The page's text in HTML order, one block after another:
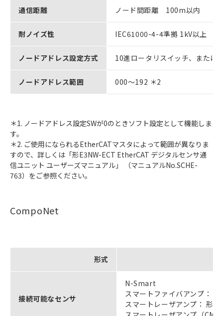
通信距離 ノード間距離 100m以内
耐ノイズ性 IEC61000-4-4準拠 1kV以上
ノードアドレス設定方式 10進ロータリスイッチ、または
ノードアドレス範囲 000～192 ＊2
＊1. ノードアドレス設定SWが0のときソフト設定として機能しま
す。
＊2. ご使用になられるEtherCATマスタによって範囲が異なりま
すので、詳しくは「形E3NW-ECT EtherCAT デジタルセンサ通
信ユニット ユーザーズマニュアル」 （マニュアルNo.SCHE-
763）をご参照ください。
CompoNet
形式
接続可能なセンサ
N-Smart
スマートファイバアンプ：
スマートレーザアンプ： 形